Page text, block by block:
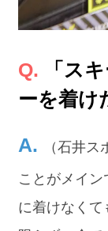
「ス
ーを着け
（石井
ことがメイ
に着けなくて